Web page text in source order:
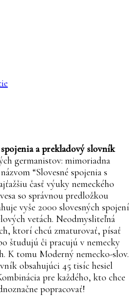
a prekladový slovník
germanistov: mimoriadna
“Slovesné spojenia s
časť výuky nemeckého
so správnou predložkou
vyše 2000 slovesných spojení
vetách. Neodmysliteľná
ktorí chcú zmaturovať, písať
študujú či pracujú v nemecky
K tomu Moderný nemecko-slov.
obsahujúci 45 tisíc hesiel
pre každého, kto chce
popracovať!